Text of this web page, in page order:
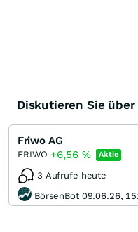
Diskutieren Sie
Friwo AG
FRIWO +6,56 % Aktie
3 Aufrufe heute
BörsenBot 09.06.26,